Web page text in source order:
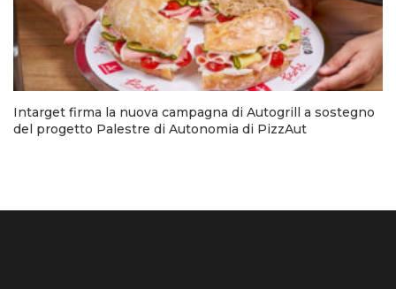
Intarget firma la nuova campagna di Autogrill a sostegno
del progetto Palestre di Autonomia di PizzAut